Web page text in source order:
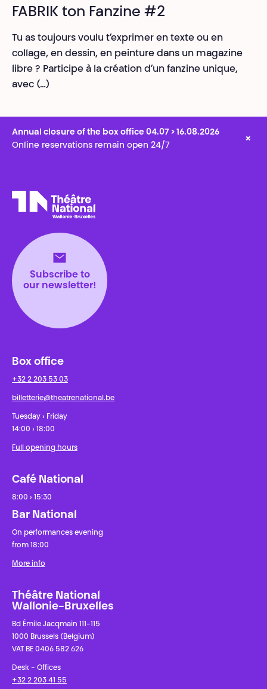
FABRIK ton Fanzine #2
Tu as toujours voulu t’exprimer en texte ou en
collage, en dessin, en peinture dans un magazine
libre ? Participe à la création d’un fanzine unique,
avec (…)
Annual closure of the box office 04.07 > 16.08.2026
Online reservations remain open 24/7
×
Subscribe to
our newsletter!
Box office
+32 2 203 53 03
billetterie@theatrenational.be
Tuesday › Friday
14:00 › 18:00
Full opening hours
Café National
8:00 › 15:30
Bar National
On performances evening
from 18:00
More info
Théâtre National
Wallonie-Bruxelles
Bd Émile Jacqmain 111-115
1000 Brussels (Belgium)
VAT BE 0406 582 626
Desk - Offices
+32 2 203 41 55